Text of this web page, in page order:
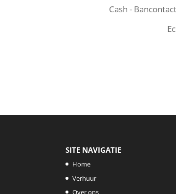
Cash -
SITE NAVIGATIE
Home
Verhuur
Over ons